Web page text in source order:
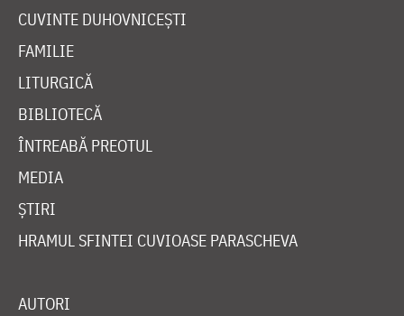
CUVINTE DUHOVNICEȘTI
FAMILIE
LITURGICĂ
BIBLIOTECĂ
ÎNTREABĂ PREOTUL
MEDIA
ȘTIRI
HRAMUL SFINTEI CUVIOASE PARASCHEVA
AUTORI